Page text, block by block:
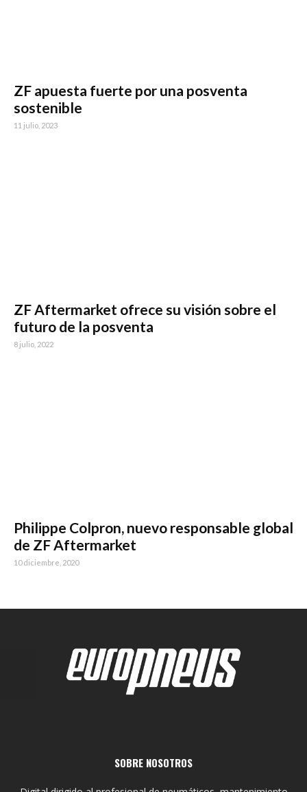
ZF apuesta fuerte por una posventa
sostenible
11 julio, 2023
ZF Aftermarket ofrece su visión sobre el
futuro de la posventa
8 julio, 2022
Philippe Colpron, nuevo responsable global
de ZF Aftermarket
10 diciembre, 2020
SOBRE NOSOTROS